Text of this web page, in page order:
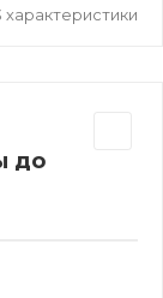
до